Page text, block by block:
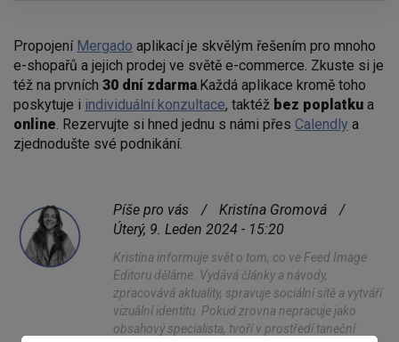
Propojení Mergado aplikací je skvělým řešením pro mnoho
e-shopařů a jejich prodej ve světě e-commerce. Zkuste si je
též na prvních 30 dní zdarma.Každá aplikace kromě toho
poskytuje i individuální konzultace, taktéž bez poplatku a
online. Rezervujte si hned jednu s námi přes Calendly a
zjednodušte své podnikání.
Píše pro vás / Kristína Gromová
/
Úterý, 9. Leden 2024 - 15:20
Kristína informuje svět o tom, co ve Feed Image
Editoru děláme. Vydává články a návody,
zpracovává aktuality, spravuje sociální sítě a vytváří
vizuální identitu. Pokud zrovna nepracuje jako
obsahový specialista, tvoří v prostředí taneční